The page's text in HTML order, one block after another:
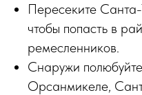
Пересеките
чтобы попасть в
ремесленников.
Снаружи
Орсанмикеле,